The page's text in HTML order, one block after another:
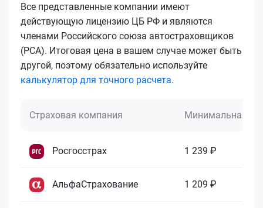
Все представленные компании имеют
действующую лицензию ЦБ РФ и являются
членами Российского союза автостраховщиков
(РСА). Итоговая цена в вашем случае может быть
другой, поэтому обязательно используйте
калькулятор для точного расчета.
Страховая компания Минимальная
Росгосстрах 1 239 ₽
АльфаСтрахование 1 209 ₽